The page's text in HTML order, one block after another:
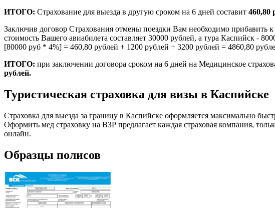
ИТОГО: Страхование для выезда в другую сроком на 6 дней составит 460,80
Заключив договор Страхования отмены поездки Вам необходимо
стоимость Вашего авиабилета составляет 30000 рублей, а тура Каспийск -
[80000 руб * 4%] = 460,80 рублей + 1200 рублей + 3200 рублей = 4860,80
ИТОГО: при заключении договора сроком на 6 дней на Медицинское
рублей.
Туристическая страховка для визы в Каспийске
Страховка для выезда за границу в Каспийске оформляется максимально
Оформить мед страховку на ВЗР предлагает каждая страховая компания,
онлайн.
Образцы полисов